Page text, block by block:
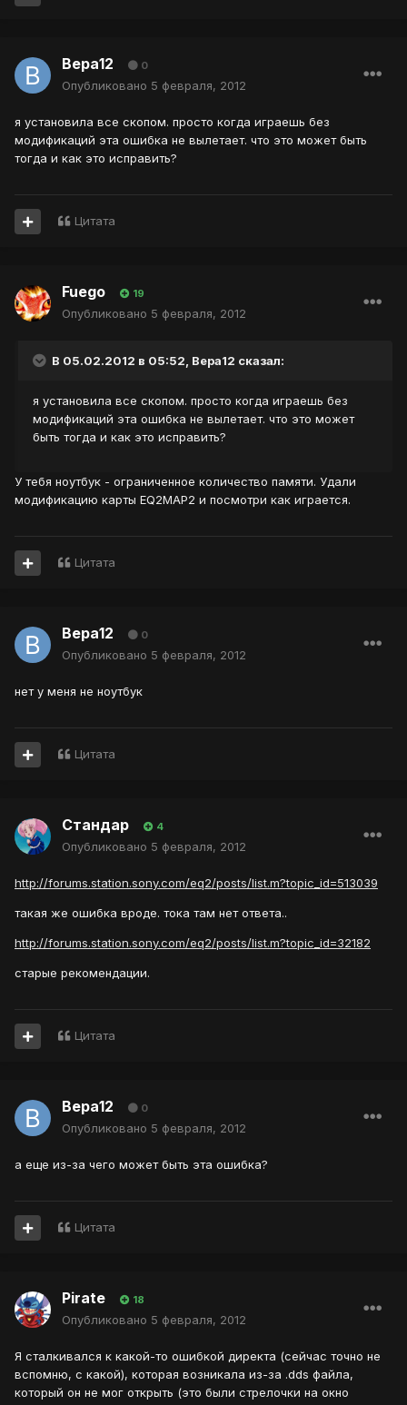
Вера12 0
Опубликовано 5 февраля, 2012
я установила все скопом. просто когда играешь без
модификаций эта ошибка не вылетает. что это может быть
тогда и как это исправить?
Цитата
Fuego 19
Опубликовано 5 февраля, 2012
В 05.02.2012 в 05:52, Вера12 сказал:
я установила все скопом. просто когда играешь без
модификаций эта ошибка не вылетает. что это может
быть тогда и как это исправить?
У тебя ноутбук - ограниченное количество памяти. Удали
модификацию карты EQ2MAP2 и посмотри как играется.
Цитата
Вера12 0
Опубликовано 5 февраля, 2012
нет у меня не ноутбук
Цитата
Стандар 4
Опубликовано 5 февраля, 2012
http://forums.station.sony.com/eq2/posts/list.m?topic_id=513039
такая же ошибка вроде. тока там нет ответа..
http://forums.station.sony.com/eq2/posts/list.m?topic_id=32182
старые рекомендации.
Цитата
Вера12 0
Опубликовано 5 февраля, 2012
а еще из-за чего может быть эта ошибка?
Цитата
Pirate 18
Опубликовано 5 февраля, 2012
Я сталкивался к какой-то ошибкой директа (сейчас точно не
вспомню, с какой), которая возникала из-за .dds файла,
который он не мог открыть (это были стрелочки на окно